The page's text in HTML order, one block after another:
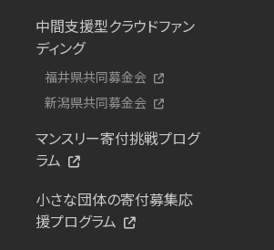
中間支援型クラウドファン
ディング
福井県共同募金会
新潟県共同募金会
マンスリー寄付挑戦プログ
ラム
小さな団体の寄付募集応
援プログラム